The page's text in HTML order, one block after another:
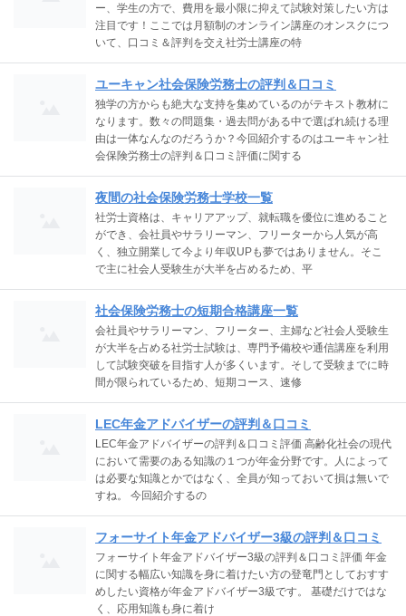
ー、学生の方で、費用を最小限に抑えて試験対策したい方は
注目です！ここでは月額制のオンライン講座のオンスクにつ
いて、口コミ＆評判を交え社労士講座の特
ユーキャン社会保険労務士の評判＆口コミ
独学の方からも絶大な支持を集めているのがテキスト教材に
なります。数々の問題集・過去問がある中で選ばれ続ける理
由は一体なんなのだろうか？今回紹介するのはユーキャン社
会保険労務士の評判＆口コミ評価に関する
夜間の社会保険労務士学校一覧
社労士資格は、キャリアアップ、就転職を優位に進めること
ができ、会社員やサラリーマン、フリーターから人気が高
く、独立開業して今より年収UPも夢ではありません。そこ
で主に社会人受験生が大半を占めるため、平
社会保険労務士の短期合格講座一覧
会社員やサラリーマン、フリーター、主婦など社会人受験生
が大半を占める社労士試験は、専門予備校や通信講座を利用
して試験突破を目指す人が多くいます。そして受験までに時
間が限られているため、短期コース、速修
LEC年金アドバイザーの評判＆口コミ
LEC年金アドバイザーの評判＆口コミ評価 高齢化社会の現代
において需要のある知識の１つが年金分野です。人によって
は必要な知識とかではなく、全員が知っておいて損は無いで
すね。 今回紹介するの
フォーサイト年金アドバイザー3級の評判＆口コミ
フォーサイト年金アドバイザー3級の評判＆口コミ評価 年金
に関する幅広い知識を身に着けたい方の登竜門としておすす
めしたい資格が年金アドバイザー3級です。 基礎だけではな
く、応用知識も身に着け